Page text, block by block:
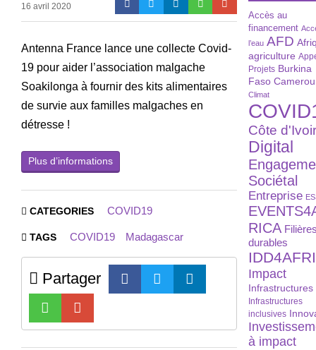
16 avril 2020
Antenna France lance une collecte Covid-
19 pour aider l’association malgache
Soakilonga à fournir des kits alimentaires
de survie aux familles malgaches en
détresse !
Plus d’informations
CATEGORIES COVID19
TAGS COVID19 Madagascar
Partager
Accès au
financement
l’eau AFD
agriculture
Projets Burkina
Faso
Climat
Côte
Digital
Sociétal
Entreprise
RICA
durables
Impact
Infrastructures
Infrastructures
inclusives
à impact